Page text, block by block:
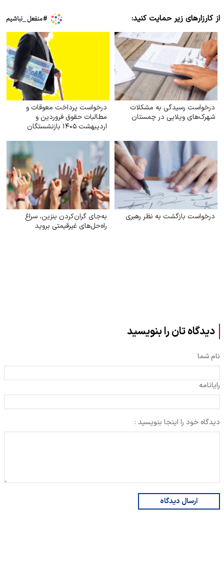
از کارزارهای زیر حمایت کنید:
درخواست رسیدگی به مشکلات
شهرک‌های ویلایی در چمستان
درخواست پرداخت معوقات و
مطالبات حقوق فروردین و
اردیبهشت ۱۴۰۵ بازنشستگان
درخواست بازگشت به نظر رهبری
به‌جای گران‌کردن بنزین، سراغ
راه‌حل‌های غیرقیمتی بروید
دیدگاه تان را بنویسید
نام شما
رایانامه
دیدگاه خود را اینجا بنویسید :
ارسال دیدگاه